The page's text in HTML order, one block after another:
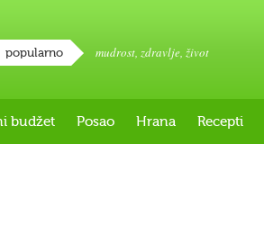
popularno mudrost, zdravlje, život
budžet Posao Hrana Recepti